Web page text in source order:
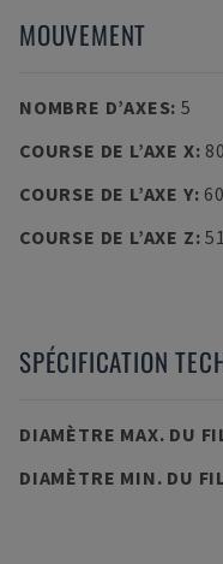
MOUVEMENT
NOMBRE D’AXES: 5
COURSE DE L’AXE X:
COURSE DE L’AXE Y:
COURSE DE L’AXE Z:
SPÉCIFICATION
DIAMÈTRE MAX. DU
DIAMÈTRE MIN. DU